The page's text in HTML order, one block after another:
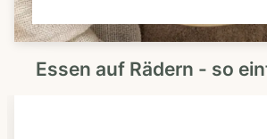
L
Z
Essen auf Rädern - so